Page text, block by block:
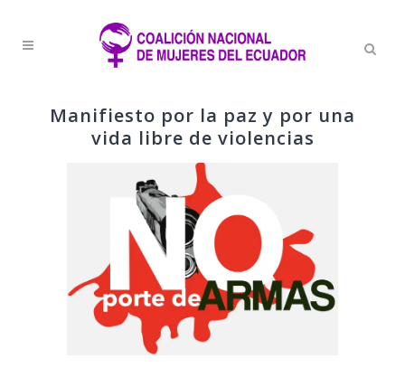
Manifiesto por la paz y por una
vida libre de violencias